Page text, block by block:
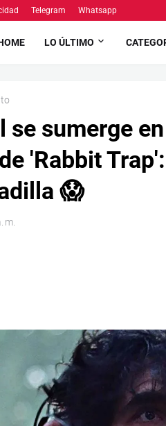
Telegram Whatsapp
LO ÚLTIMO
se sumerge
'Rabbit
😱
m.